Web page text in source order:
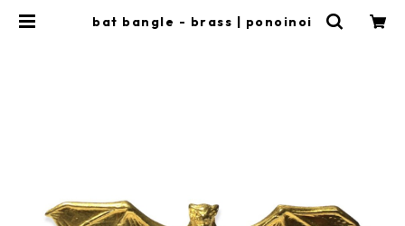
bat bangle - brass | ponoinoi